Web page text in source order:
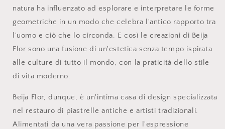
natura ha influenzato ad esplorare e interpretare le forme
geometriche in un modo che celebra l'antico rapporto tra
l'uomo e ciò che lo circonda. E così le creazioni di Beija
Flor sono una fusione di un'estetica senza tempo ispirata
alle culture di tutto il mondo, con la praticità dello stile
di vita moderno.
Beija Flor, dunque, è un'intima casa di design specializzata
nel restauro di piastrelle antiche e artisti tradizionali.
Alimentati da una vera passione per l'espressione